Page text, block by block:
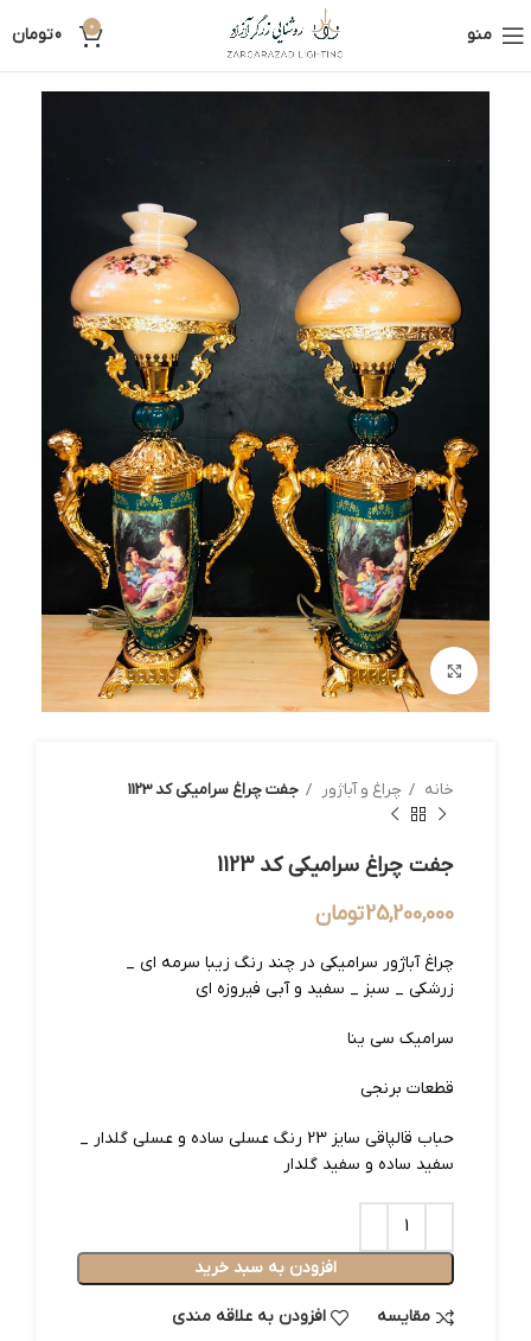
منو 0
0تومان
بزرگنمایی تصویر
خانه چراغ و آباژور جفت چراغ سرامیکی کد 1123
جفت چراغ سرامیکی کد 1123
25,200,000تومان
چراغ آباژور سرامیکی در چند رنگ زیبا سرمه ای _
زرشکی _ سبز _ سفید و آبی فیروزه ای
سرامیک سی ینا
قطعات برنجی
حباب قالپاقی سایز 23 رنگ عسلی ساده و عسلی گلدار _
سفید ساده و سفید گلدار
افزودن به سبد خرید
مقایسه افزودن به علاقه مندی